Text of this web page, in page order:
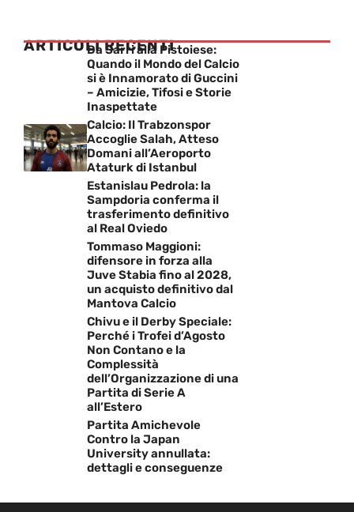
ARTICOLI RECENTI
Da Sarri alla Pistoiese:
Quando il Mondo del Calcio
si è Innamorato di Guccini
– Amicizie, Tifosi e Storie
Inaspettate
Calcio: Il Trabzonspor
Accoglie Salah, Atteso
Domani all’Aeroporto
Ataturk di Istanbul
Estanislau Pedrola: la
Sampdoria conferma il
trasferimento definitivo
al Real Oviedo
Tommaso Maggioni:
difensore in forza alla
Juve Stabia fino al 2028,
un acquisto definitivo dal
Mantova Calcio
Chivu e il Derby Speciale:
Perché i Trofei d’Agosto
Non Contano e la
Complessità
dell’Organizzazione di una
Partita di Serie A
all’Estero
Partita Amichevole
Contro la Japan
University annullata:
dettagli e conseguenze